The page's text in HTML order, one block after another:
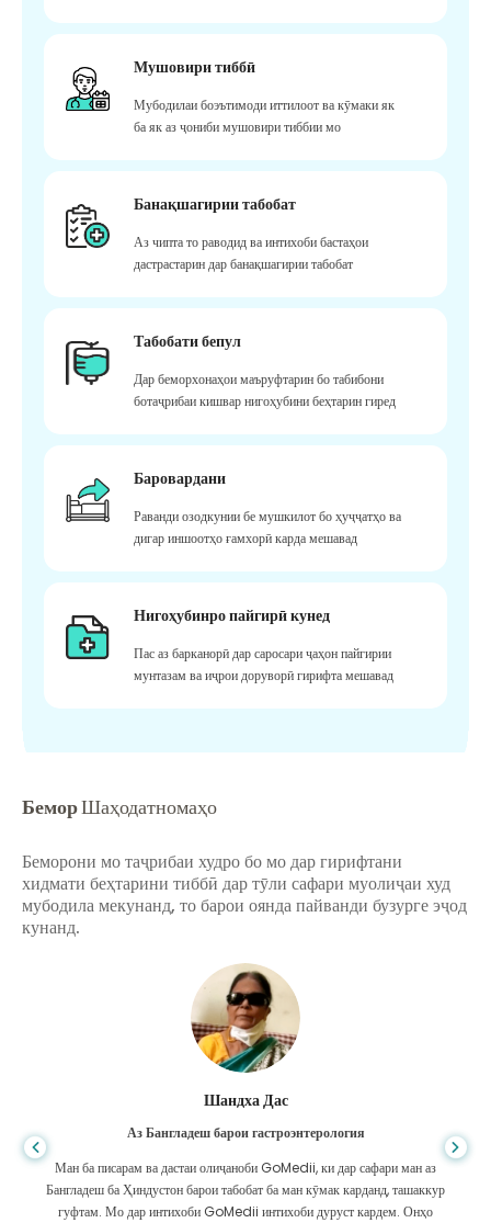
Мушовири тиббӣ
Мубодилаи боэътимоди иттилоот ва кӯмаки як
ба як аз ҷониби мушовири тиббии мо
Банақшагирии табобат
Аз чипта то раводид ва интихоби бастаҳои
дастрастарин дар банақшагирии табобат
Табобати бепул
Дар беморхонаҳои маъруфтарин бо табибони
ботаҷрибаи кишвар нигоҳубини беҳтарин гиред
Баровардани
Раванди озодкунии бе мушкилот бо ҳуҷҷатҳо ва
дигар иншоотҳо ғамхорӣ карда мешавад
Нигоҳубинро пайгирӣ кунед
Пас аз барканорӣ дар саросари ҷаҳон пайгирии
мунтазам ва иҷрои доруворӣ гирифта мешавад
БеморШаҳодатномаҳо
Беморони мо таҷрибаи худро бо мо дар гирифтани
хидмати беҳтарини тиббӣ дар тӯли сафари муолиҷаи худ
мубодила мекунанд, то барои оянда пайванди бузурге эҷод
кунанд.
Шандха Дас
Аз Бангладеш барои гастроэнтерология
Ман ба писарам ва дастаи олиҷаноби GoMedii, ки дар сафари ман аз
Бангладеш ба Ҳиндустон барои табобат ба ман кӯмак карданд, ташаккур
гуфтам. Мо дар интихоби GoMedii интихоби дуруст кардем. Онҳо